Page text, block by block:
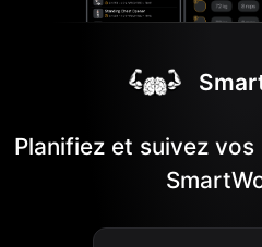
Planifiez et suivez